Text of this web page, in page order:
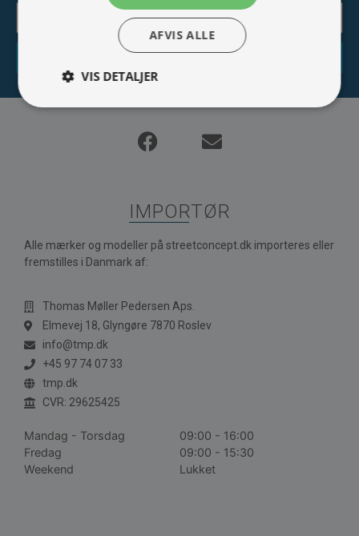
Tilmeld
IMPORTØR
Alle mærker og modeller på streetconcept.dk importeres eller
fremstilles i Danmark af:
Thomas Møller Pedersen Aps.
Elmevej 18, Glyngøre 7870 Roslev
info@tmp.dk
+45 97 74 07 33
tmp.dk
CVR: 29625425
Mandag - Torsdag
09:00 - 16:00
Fredag
09:00 - 15:30
Weekend
Lukket
AFVIS ALLE
VIS DETALJER